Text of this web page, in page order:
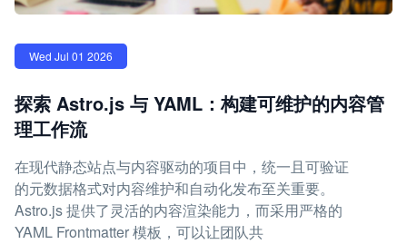
Wed Jul 01 2026
探索 Astro.js 与 YAML：构建可维护的内容管
理工作流
在现代静态站点与内容驱动的项目中，统一且可验证
的元数据格式对内容维护和自动化发布至关重要。
Astro.js 提供了灵活的内容渲染能力，而采用严格的
YAML Frontmatter 模板，可以让团队共